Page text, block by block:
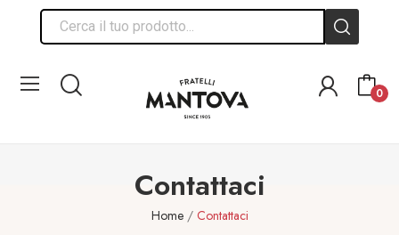
0
Contattaci
Home Contattaci